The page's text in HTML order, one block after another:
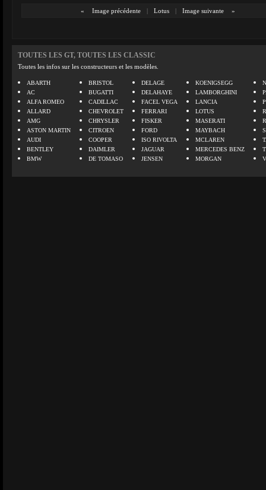
« Image précédente | Lotus | Image suivante »
TOUTES LES GT, TOUTES LES CLASSIC
Toutes les infos sur les constructeurs et les modèles.
ABARTH
AC
ALFA ROMEO
ALLARD
AMG
ASTON MARTIN
AUDI
BENTLEY
BMW
BRISTOL
BUGATTI
CADILLAC
CHEVROLET
CHRYSLER
CITROEN
COOPER
DAIMLER
DE TOMASO
DELAGE
DELAHAYE
FACEL VEGA
FERRARI
FISKER
FORD
ISO RIVOLTA
JAGUAR
JENSEN
KOENIGSEGG
LAMBORGHINI
LANCIA
LOTUS
MASERATI
MAYBACH
MCLAREN
MERCEDES BENZ
MORGAN